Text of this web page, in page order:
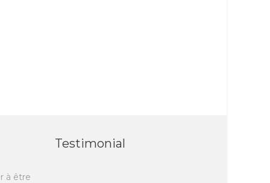
à être
Testimonial